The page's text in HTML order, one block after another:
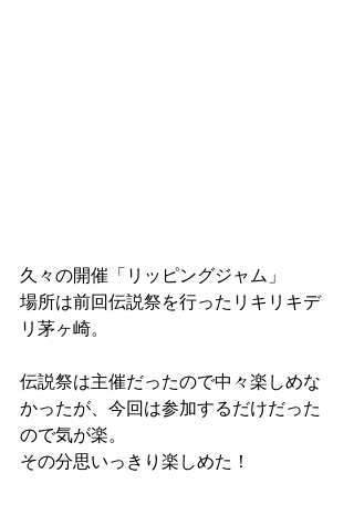
久々の開催「リッピングジャム」
場所は前回伝説祭を行ったリキリキデ
リ茅ヶ崎。
伝説祭は主催だったので中々楽しめな
かったが、今回は参加するだけだった
ので気が楽。
その分思いっきり楽しめた！